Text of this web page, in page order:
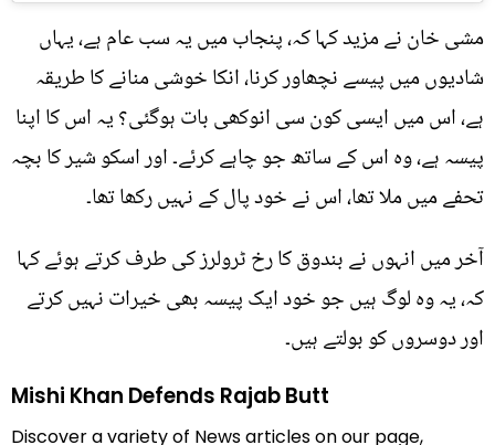
مشی خان نے مزید کہا کہ، پنجاب میں یہ سب عام ہے، یہاں
شادیوں میں پیسے نچھاور کرنا، انکا خوشی منانے کا طریقہ
ہے، اس میں ایسی کون سی انوکھی بات ہوگئی؟ یہ اس کا اپنا
پیسہ ہے، وہ اس کے ساتھ جو چاہے کرئے۔ اور اسکو شیر کا بچہ
تحفے میں ملا تھا، اس نے خود پال کے نہیں رکھا تھا۔
آخر میں انہوں نے بندوق کا رخ ٹرولرز کی طرف کرتے ہوئے کہا
کہ، یہ وہ لوگ ہیں جو خود ایک پیسہ بھی خیرات نہیں کرتے
اور دوسروں کو بولتے ہیں۔
Mishi Khan Defends Rajab Butt
Discover a variety of News articles on our page,